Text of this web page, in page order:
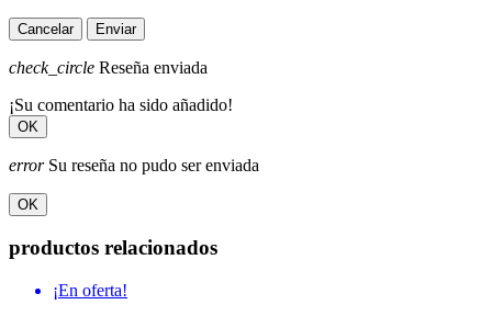
Cancelar Enviar
check_circle Reseña enviada
¡Su comentario ha sido añadido!
OK
errorSu reseña no pudo ser enviada
OK
productos relacionados
¡En oferta!